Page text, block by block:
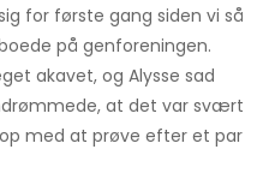
for første gang siden vi så
på genforeningen.
akavet, og Alysse sad
at det var svært
med at prøve efter et par